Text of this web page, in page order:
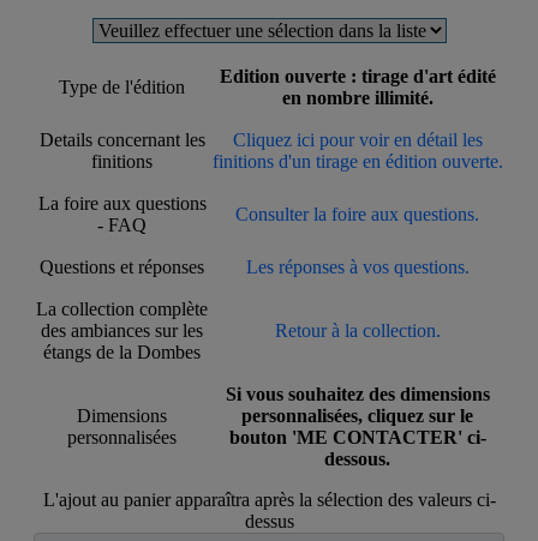
Type de l'édition
Edition ouverte : tirage d'art édité
en nombre illimité.
Details concernant les
finitions
Cliquez ici pour voir en détail les
finitions d'un tirage en édition ouverte.
La foire aux questions
- FAQ
Consulter la foire aux questions.
Questions et réponses Les réponses à vos questions.
La collection complète
des ambiances sur les
étangs de la Dombes
Retour à la collection.
Dimensions
personnalisées
Si vous souhaitez des dimensions
personnalisées, cliquez sur le
bouton 'ME CONTACTER' ci-
dessous.
L'ajout au panier apparaîtra après la sélection des valeurs ci-
dessus